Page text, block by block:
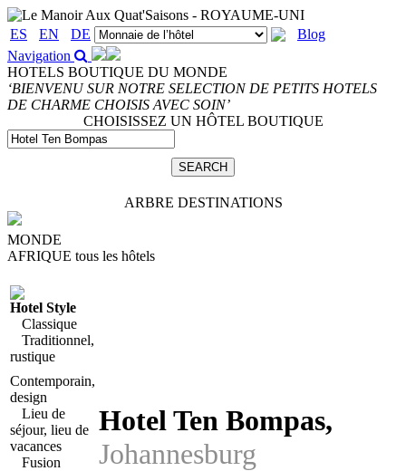
ES EN DE
Blog
Navigation
HOTELS BOUTIQUE DU MONDE
‘BIENVENU SUR NOTRE SELECTION DE PETITS HOTELS
DE CHARME CHOISIS AVEC SOIN’
CHOISISSEZ UN HÔTEL BOUTIQUE
ARBRE DESTINATIONS
MONDE
AFRIQUE tous les hôtels
Hotel Style
Classique
Traditionnel,
rustique
Contemporain,
design
Lieu de
séjour, lieu de
vacances
Fusion
Hotel Ten Bompas,
Johannesburg